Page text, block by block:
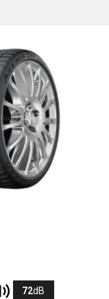
72dB